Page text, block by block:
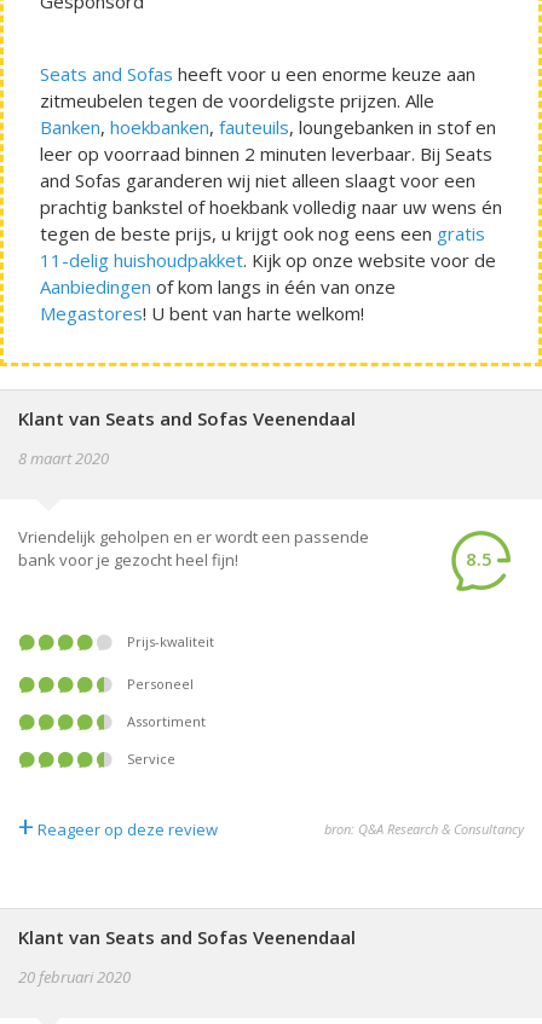
Seats and Sofas heeft voor u een enorme keuze aan
zitmeubelen tegen de voordeligste prijzen. Alle
Banken, hoekbanken, fauteuils, loungebanken in stof en
leer op voorraad binnen 2 minuten leverbaar. Bij Seats
and Sofas garanderen wij niet alleen slaagt voor een
prachtig bankstel of hoekbank volledig naar uw wens én
tegen de beste prijs, u krijgt ook nog eens een gratis
11-delig huishoudpakket. Kijk op onze website voor de
Aanbiedingen of kom langs in één van onze
Megastores! U bent van harte welkom!
Klant van Seats and Sofas Veenendaal
8 maart 2020
Vriendelijk geholpen en er wordt een passende
bank voor je gezocht heel fijn!
8.5
Prijs-kwaliteit
Personeel
Assortiment
Service
+ Reageer op deze review bron: Q&A Research & Consultancy
Klant van Seats and Sofas Veenendaal
20 februari 2020